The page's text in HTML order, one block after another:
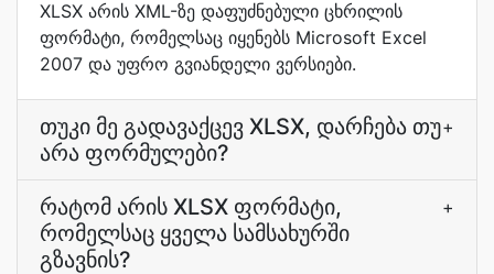
XLSX არის XML-ზე დაფუძნებული ცხრილის
ფორმატი, რომელსაც იყენებს Microsoft Excel
2007 და უფრო გვიანდელი ვერსიები.
თუკი მე გადავაქცევ XLSX, დარჩება თუ
არა ფორმულები?
+
რატომ არის XLSX ფორმატი,
რომელსაც ყველა სამსახურში
გზავნის?
+